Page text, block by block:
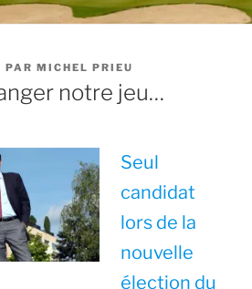
PAR MICHEL PRIEU
notre jeu…
Seul
candidat
lors de la
nouvelle
élection du